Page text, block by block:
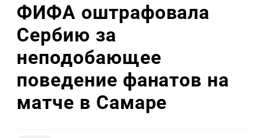
ФИФА оштрафовала
Сербию за
неподобающее
поведение фанатов на
матче в Самаре